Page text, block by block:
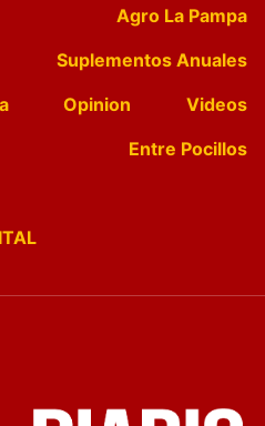
Agro La Pampa
Suplementos Anuales
Opinion
Videos
Entre Pocillos